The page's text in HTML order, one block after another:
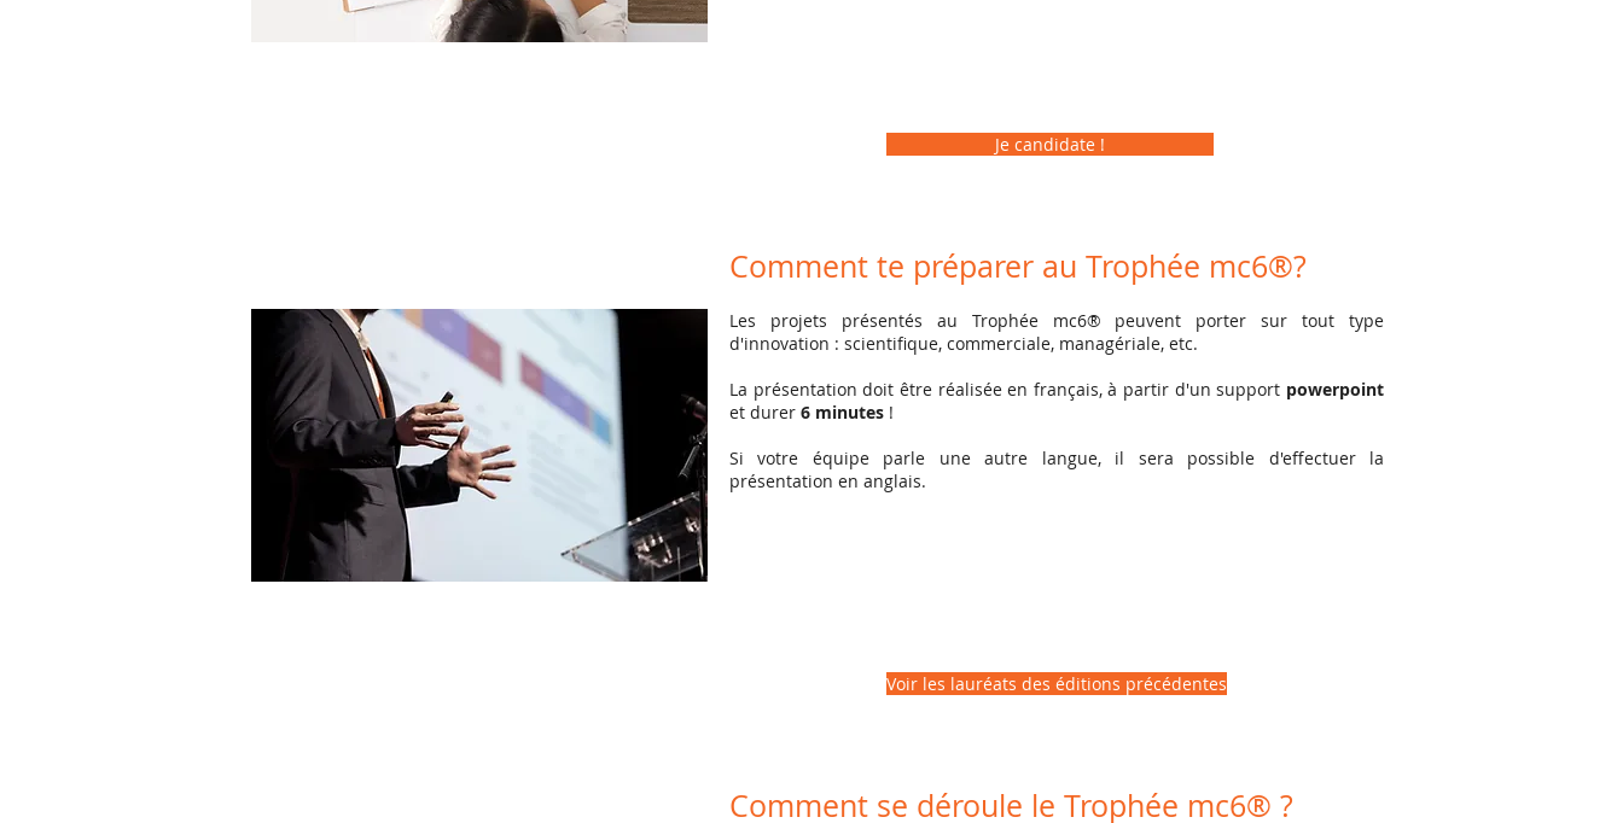
Je candidate !
Comment te préparer au Trophée mc6®?
Les projets présentés au Trophée mc6® peuvent porter sur tout type
d'innovation : scientifique, commerciale, managériale, etc.
La présentation doit être réalisée en français, à partir d'un support powerpoint
et durer 6 minutes !
Si votre équipe parle une autre langue, il sera possible d'effectuer la
présentation en anglais.
Voir les lauréats des éditions précédentes
Comment se déroule le Trophée mc6® ?